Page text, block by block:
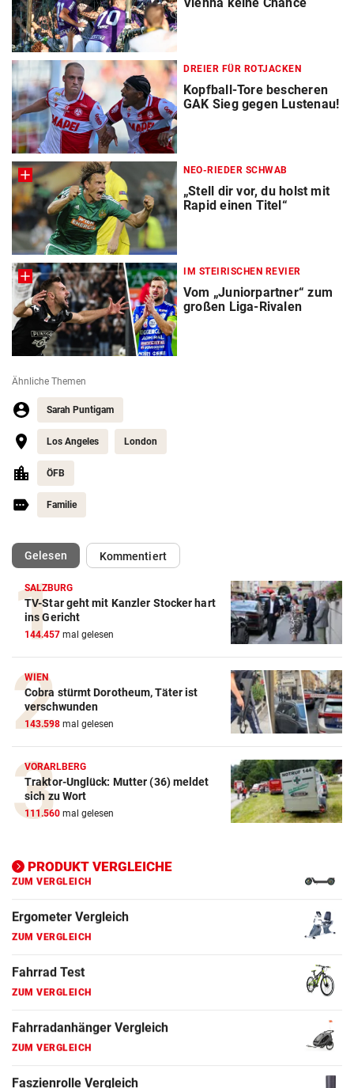
DREIER FÜR ROTJACKEN
Kopfball-Tore bescheren
GAK Sieg gegen Lustenau!
NEO-RIEDER SCHWAB
„Stell dir vor, du holst mit
Rapid einen Titel“
IM STEIRISCHEN REVIER
Vom „Juniorpartner“ zum
großen Liga-Rivalen
Ähnliche Themen
Sarah Puntigam
Los Angeles London
ÖFB
Familie
Gelesen(ausgewählt)Kommentiert
SALZBURG
TV-Star geht mit Kanzler Stocker hart
ins Gericht
144.457 mal gelesen
WIEN
Cobra stürmt Dorotheum, Täter ist
verschwunden
143.598 mal gelesen
VORARLBERG
Traktor-Unglück: Mutter (36) meldet
sich zu Wort
111.560 mal gelesen
PRODUKT VERGLEICHE
Action-Cam Vergleich
ZUM VERGLEICH
Crosstrainer Vergleich
ZUM VERGLEICH
E-Bike Vergleich
ZUM VERGLEICH
Elektro-Scooter Vergleich
ZUM VERGLEICH
ZUM VERGLEICH
ZUM VERGLEICH
ZUM VERGLEICH
ZUM VERGLEICH
ZUM VERGLEICH